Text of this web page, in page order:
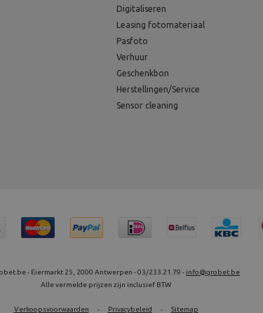
Digitaliseren
Leasing fotomateriaal
Pasfoto
Verhuur
Geschenkbon
Herstellingen/Service
Sensor cleaning
- Eiermarkt 25, 2000 Antwerpen - 03/233.21.79 - info@grobet.be
Alle vermelde prijzen zijn inclusief BTW
Verkoopsvoorwaarden - Privacybeleid - Sitemap